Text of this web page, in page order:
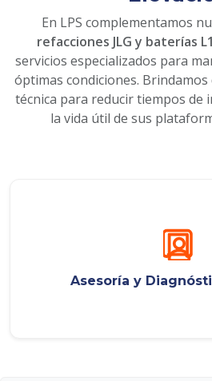
En LPS complementamos
refacciones JLG y baterías
servicios especializados para
óptimas condiciones.
técnica para reducir tiempos de
la vida útil de sus
Asesoría y